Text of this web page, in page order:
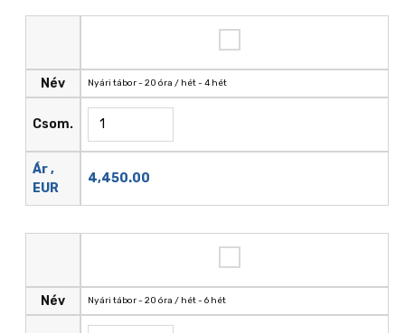
Név
Csom.
Ár ,
EUR
Nyári tábor - 20 óra / hét - 4 hét
4,450.00
Név Nyári tábor - 20 óra / hét - 6 hét